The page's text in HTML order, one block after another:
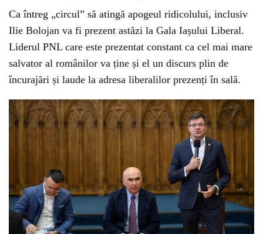
Ca întreg „circul” să atingă apogeul ridicolului, inclusiv
Ilie Bolojan va fi prezent astăzi la Gala Iașului Liberal.
Liderul PNL care este prezentat constant ca cel mai mare
salvator al românilor va ține și el un discurs plin de
încurajări și laude la adresa liberalilor prezenți în sală.